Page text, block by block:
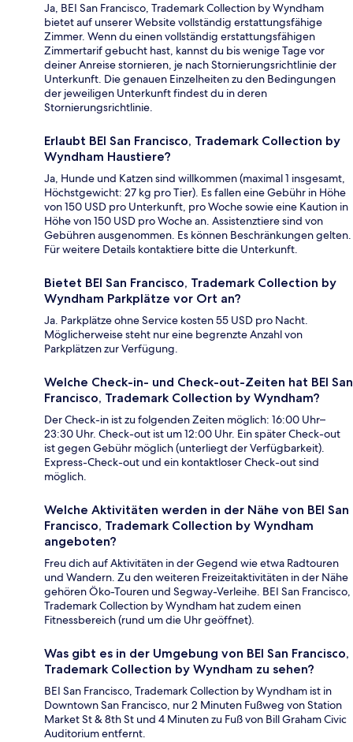
Ja, BEI San Francisco, Trademark Collection by Wyndham
bietet auf unserer Website vollständig erstattungsfähige
Zimmer. Wenn du einen vollständig erstattungsfähigen
Zimmertarif gebucht hast, kannst du bis wenige Tage vor
deiner Anreise stornieren, je nach Stornierungsrichtlinie der
Unterkunft. Die genauen Einzelheiten zu den Bedingungen
der jeweiligen Unterkunft findest du in deren
Stornierungsrichtlinie.
Erlaubt BEI San Francisco, Trademark Collection by
Wyndham Haustiere?
Ja, Hunde und Katzen sind willkommen (maximal 1 insgesamt,
Höchstgewicht: 27 kg pro Tier). Es fallen eine Gebühr in Höhe
von 150 USD pro Unterkunft, pro Woche sowie eine Kaution in
Höhe von 150 USD pro Woche an. Assistenztiere sind von
Gebühren ausgenommen. Es können Beschränkungen gelten.
Für weitere Details kontaktiere bitte die Unterkunft.
Bietet BEI San Francisco, Trademark Collection by
Wyndham Parkplätze vor Ort an?
Ja. Parkplätze ohne Service kosten 55 USD pro Nacht.
Möglicherweise steht nur eine begrenzte Anzahl von
Parkplätzen zur Verfügung.
Welche Check-in- und Check-out-Zeiten hat BEI San
Francisco, Trademark Collection by Wyndham?
Der Check-in ist zu folgenden Zeiten möglich: 16:00 Uhr–
23:30 Uhr. Check-out ist um 12:00 Uhr. Ein später Check-out
ist gegen Gebühr möglich (unterliegt der Verfügbarkeit).
Express-Check-out und ein kontaktloser Check-out sind
möglich.
Welche Aktivitäten werden in der Nähe von BEI San
Francisco, Trademark Collection by Wyndham
angeboten?
Freu dich auf Aktivitäten in der Gegend wie etwa Radtouren
und Wandern. Zu den weiteren Freizeitaktivitäten in der Nähe
gehören Öko-Touren und Segway-Verleihe. BEI San Francisco,
Trademark Collection by Wyndham hat zudem einen
Fitnessbereich (rund um die Uhr geöffnet).
Was gibt es in der Umgebung von BEI San Francisco,
Trademark Collection by Wyndham zu sehen?
BEI San Francisco, Trademark Collection by Wyndham ist in
Downtown San Francisco, nur 2 Minuten Fußweg von Station
Market St & 8th St und 4 Minuten zu Fuß von Bill Graham Civic
Auditorium entfernt.